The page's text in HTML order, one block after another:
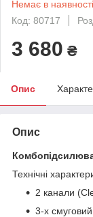
Немає в наявності
Код: 80717
3 680 ₴
Опис
Опис
Технічні
2 канали
3-х